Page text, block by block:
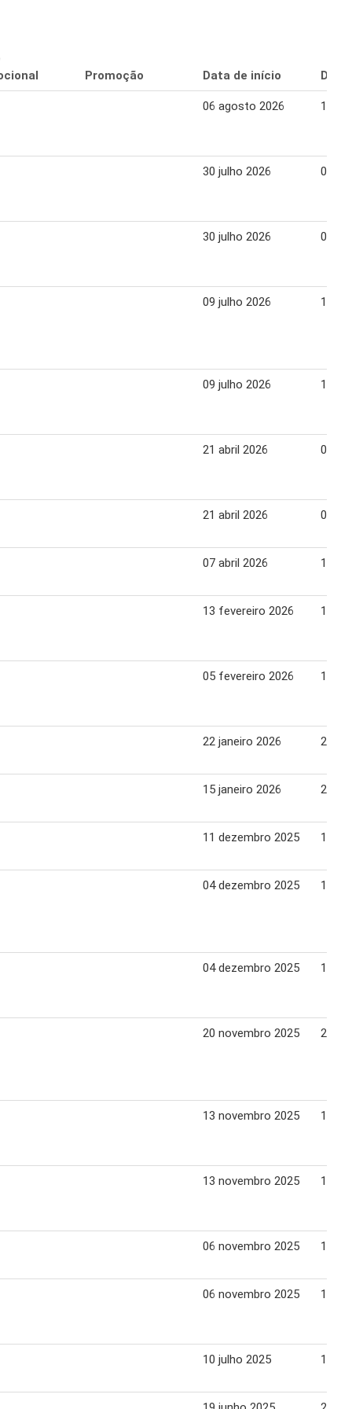
Promoção Data de início Data
06 agosto 2026 12
30 julho 2026 05
30 julho 2026 05
09 julho 2026 15
09 julho 2026 15
21 abril 2026 03
21 abril 2026 03
07 abril 2026 15
13 fevereiro 2026 15
05 fevereiro 2026 11
22 janeiro 2026 28
15 janeiro 2026 21
11 dezembro 2025 17
04 dezembro 2025 11
04 dezembro 2025 11
20 novembro 2025 26
13 novembro 2025 19
13 novembro 2025 19
06 novembro 2025 12
06 novembro 2025 12
10 julho 2025 16